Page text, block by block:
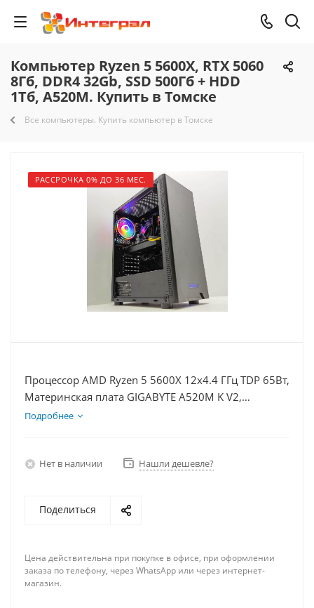
Компьютер Ryzen 5 5600X, RTX 5060
8Гб, DDR4 32Gb, SSD 500Гб + HDD
1Тб, A520M. Купить в Томске
Все компьютеры. Купить компьютер в Томске
РАССРОЧКА 0% ДО 36 МЕС.
Процессор AMD Ryzen 5 5600X 12x4.4 ГГц TDP 65Вт,
Материнская плата GIGABYTE A520M K V2,
Видеокарта RTX 5060 8Гб, Память DDR4 32Gb,
Подробнее
Нет в наличии Нашли дешевле?
Поделиться
Цена действительна при покупке в офисе, при оформлении
заказа по телефону, через WhatsApp или через интернет-
магазин.